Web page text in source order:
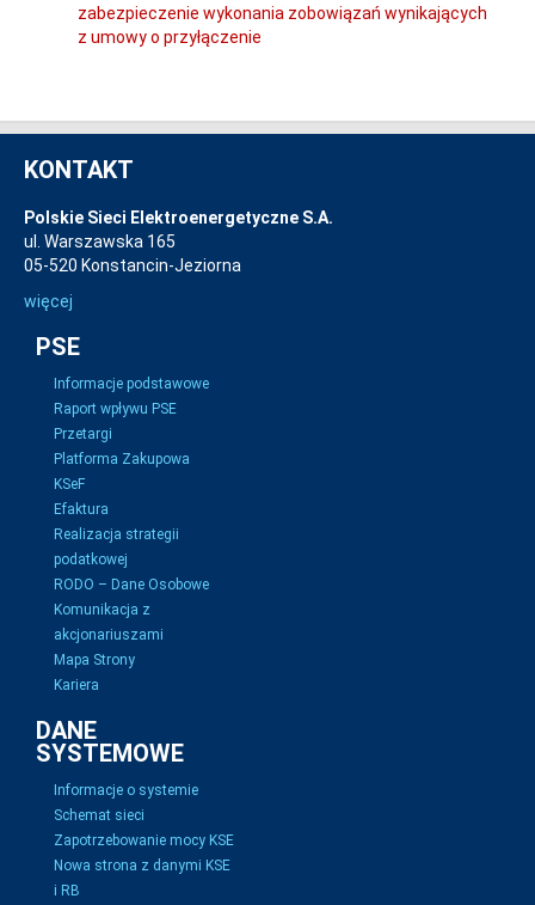
zabezpieczenie wykonania zobowiązań wynikających
z umowy o przyłączenie
KONTAKT
Polskie Sieci Elektroenergetyczne S.A.
ul. Warszawska 165
05-520 Konstancin-Jeziorna
więcej
PSE
Informacje podstawowe
Raport wpływu PSE
Przetargi
Platforma Zakupowa
KSeF
Efaktura
Realizacja strategii
podatkowej
RODO – Dane Osobowe
Komunikacja z
akcjonariuszami
Mapa Strony
Kariera
DANE
SYSTEMOWE
Informacje o systemie
Schemat sieci
Zapotrzebowanie mocy KSE
Nowa strona z danymi KSE
i RB